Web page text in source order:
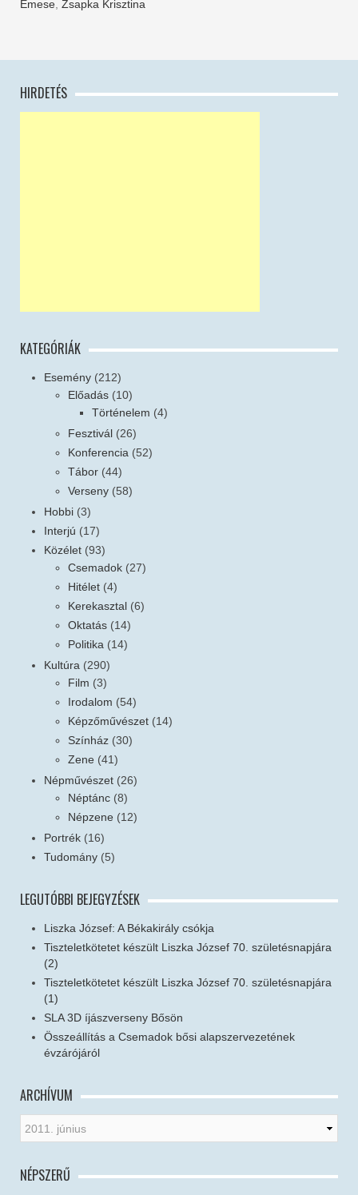
Emese, Zsapka Krisztina
HIRDETÉS
KATEGÓRIÁK
Esemény (212)
Előadás (10)
Történelem (4)
Fesztivál (26)
Konferencia (52)
Tábor (44)
Verseny (58)
Hobbi (3)
Interjú (17)
Közélet (93)
Csemadok (27)
Hitélet (4)
Kerekasztal (6)
Oktatás (14)
Politika (14)
Kultúra (290)
Film (3)
Irodalom (54)
Képzőművészet (14)
Színház (30)
Zene (41)
Népművészet (26)
Néptánc (8)
Népzene (12)
Portrék (16)
Tudomány (5)
LEGUTÓBBI BEJEGYZÉSEK
Liszka József: A Békakirály csókja
Tiszteletkötetet készült Liszka József 70. születésnapjára
(2)
Tiszteletkötetet készült Liszka József 70. születésnapjára
(1)
SLA 3D íjászverseny Bősön
Összeállítás a Csemadok bősi alapszervezetének
évzárójáról
ARCHÍVUM
NÉPSZERŰ